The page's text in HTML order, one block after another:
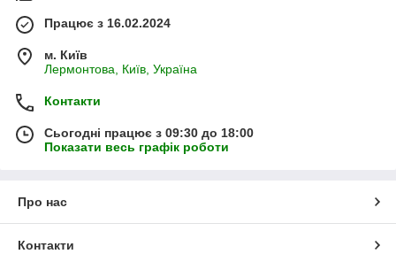
Працює з 16.02.2024
м. Київ
Лермонтова, Київ, Україна
Контакти
Сьогодні працює з 09:30 до 18:00
Показати весь графік роботи
Про нас
Контакти